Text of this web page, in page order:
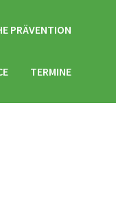
PRÄVENTION
TERMINE